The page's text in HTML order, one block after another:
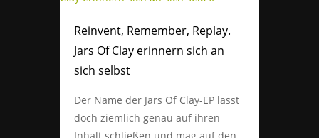
Reinvent, Remember, Replay.
Jars Of Clay erinnern sich an
sich selbst
Der Name der Jars Of Clay-EP lässt
doch ziemlich genau auf ihren